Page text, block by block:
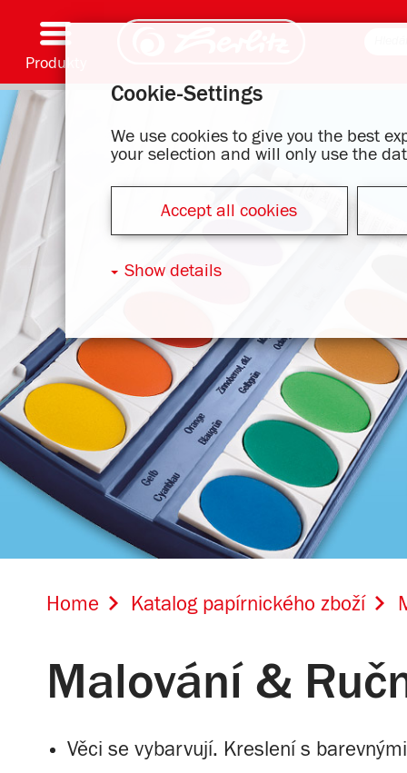
Produkty
Home Katalog papírnického zboží
Malování &
Věci se vybarvují. Kreslení s
Cookie-Settings
We use cookies to give you the best
your selection and will only use the
Accept all cookies
Show details